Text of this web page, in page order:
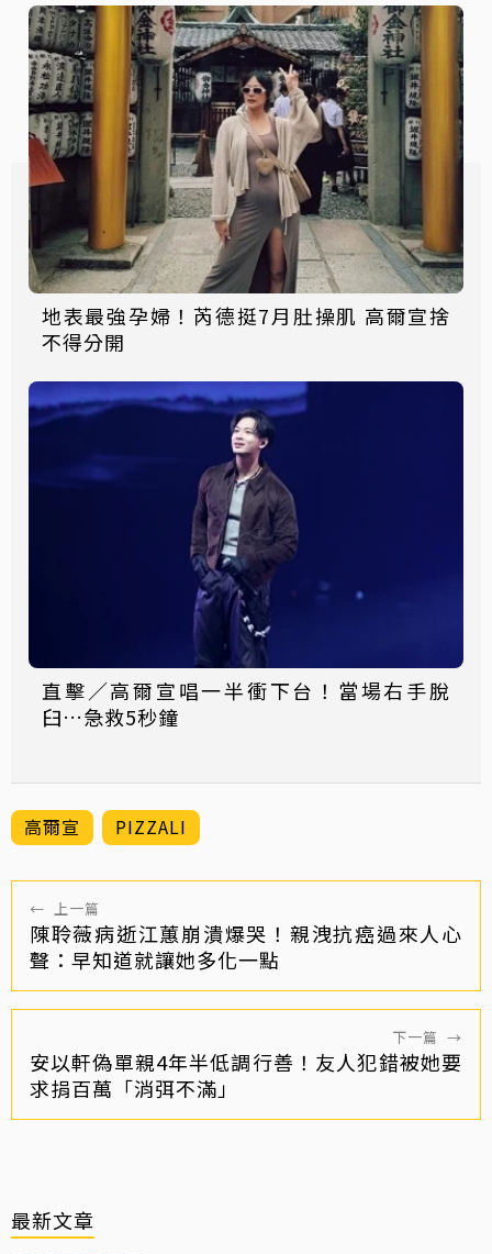
地表最強孕婦！芮德挺7月肚操肌 高爾宣捨
不得分開
直擊／高爾宣唱一半衝下台！當場右手脫
臼…急救5秒鐘
高爾宣 PIZZALI
← 上一篇
陳聆薇病逝江蕙崩潰爆哭！親洩抗癌過來人心
聲：早知道就讓她多化一點
下一篇 →
安以軒偽單親4年半低調行善！友人犯錯被她要
求捐百萬「消弭不滿」
最新文章